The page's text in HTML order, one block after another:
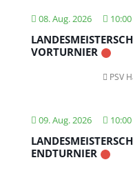
08. Aug. 2026 10:00
VORTURNIER
PSV
09. Aug. 2026 10:00
ENDTURNIER